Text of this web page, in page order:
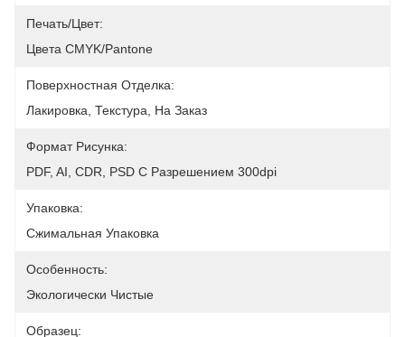
Печать/цвет:
Цвета CMYK/Pantone
Поверхностная Отделка:
Лакировка, Текстура, На Заказ
Формат Рисунка:
PDF, AI, CDR, PSD С Разрешением 300dpi
Упаковка:
Сжимальная Упаковка
Особенность:
Экологически Чистые
Образец: